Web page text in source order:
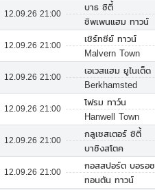
12.09.26 21:00
บาธ ซิตี้
ชิพเพนแฮม ทาวน์
12.09.26 21:00
เชิร์ทซีย์ ทาวน์
Malvern Town
12.09.26 21:00
เอเวสแฮม ยูไนเต็ด
Berkhamsted
12.09.26 21:00
โฟรม ทาว์น
Hanwell Town
12.09.26 21:00
กลูเซสเตอร์ ซิตี้
บาซิงสโตค
12.09.26 21:00
กอสสปอร์ต บอรอช
ทอนตัน ทาวน์